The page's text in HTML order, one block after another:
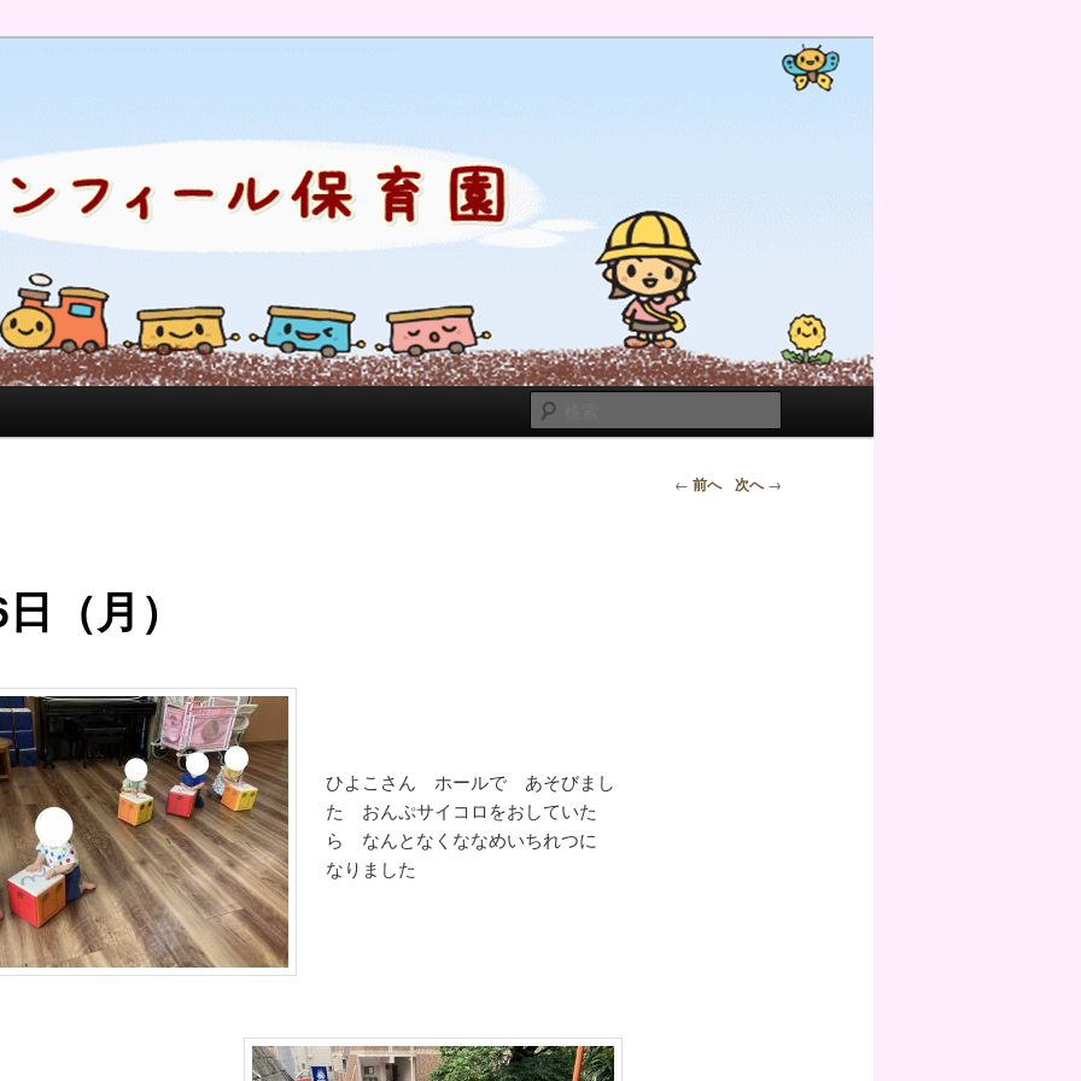
索
← 前へ 次へ→
（月）
ひよこさん ホールで あそびまし
た おんぷサイコロをおしていた
ら なんとなくななめいちれつに
なりました